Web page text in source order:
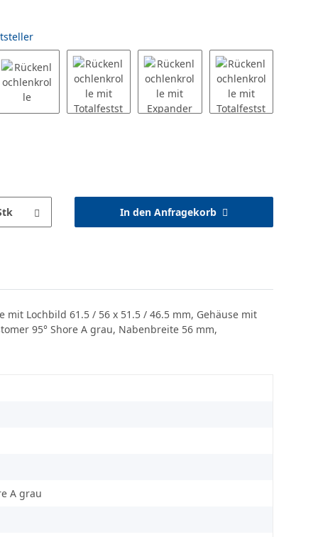
In den Anfragekorb
Lochbild 61.5 / 56 x 51.5 / 46.5 mm, Gehäuse mit
95° Shore A grau, Nabenbreite 56 mm,
A grau